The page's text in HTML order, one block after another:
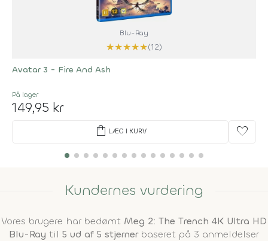
Blu-Ray
★★★★★(12)
Avatar 3 - Fire And Ash
På lager
149,95 kr
shopping_bag LÆG I KURV favorite
Kundernes vurdering
Vores brugere har bedømt Meg 2: The Trench 4K Ultra HD
Blu-Ray til 5 ud af 5 stjernerbaseret på 3 anmeldelser